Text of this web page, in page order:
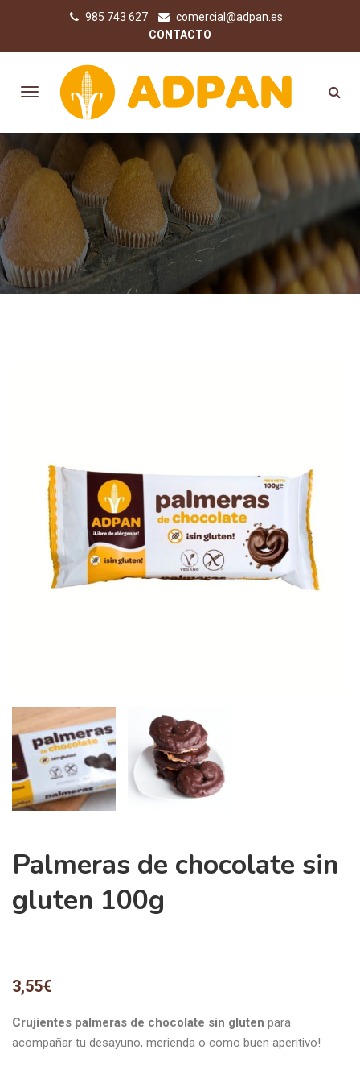
985 743 627
comercial@adpan.es
CONTACTO
Palmeras de chocolate sin
gluten 100g
3,55€
Crujientes palmeras de chocolate sin gluten para
acompañar tu desayuno, merienda o como buen aperitivo!